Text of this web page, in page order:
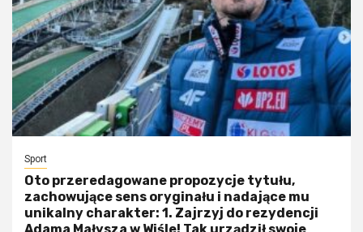
Sport
Oto przeredagowane propozycje tytułu,
zachowujące sens oryginału i nadające mu
unikalny charakter: 1. Zajrzyj do rezydencji
Adama Małysza w Wiśle! Tak urządził swoje